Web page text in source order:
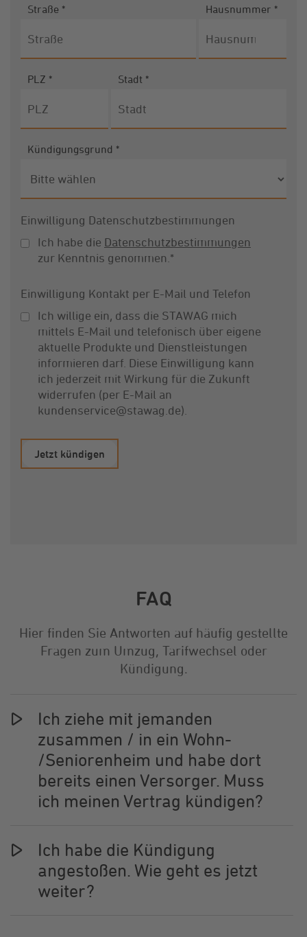
Straße * Hausnummer *
PLZ * Stadt *
Kündigungsgrund *
Einwilligung Datenschutzbestimmungen
Ich habe die Datenschutzbestimmungen
zur Kenntnis genommen.
Einwilligung Kontakt per E-Mail und Telefon
Ich willige ein, dass die STAWAG mich
mittels E-Mail und telefonisch über eigene
aktuelle Produkte und Dienstleistungen
informieren darf. Diese Einwilligung kann
ich jederzeit mit Wirkung für die Zukunft
widerrufen (per E-Mail an
kundenservice@stawag.de).
FAQ
Hier finden Sie Antworten auf häufig gestellte
Fragen zum Umzug, Tarifwechsel oder
Kündigung.
Ich ziehe mit jemanden
zusammen / in ein Wohn-
/Seniorenheim und habe dort
bereits einen Versorger. Muss
ich meinen Vertrag kündigen?
Ich habe die Kündigung
angestoßen. Wie geht es jetzt
weiter?